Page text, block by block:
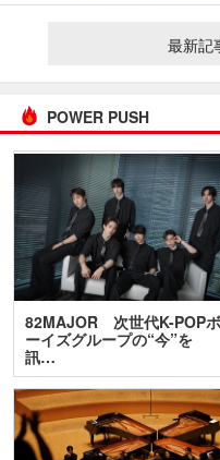
最新記
POWER PUSH
82MAJOR 次世代K-POPボ
ーイズグループの“今”を
訊…